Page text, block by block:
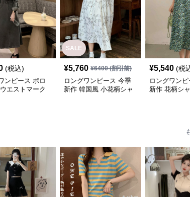
(税込)
ンピース ポロ
エストマーク
SALE
¥5,760 ¥6400(割引前)
ロングワンピース 今季
新作 韓国風 小花柄シャ
¥5,540 (税
ロングワン
新作 花柄シ